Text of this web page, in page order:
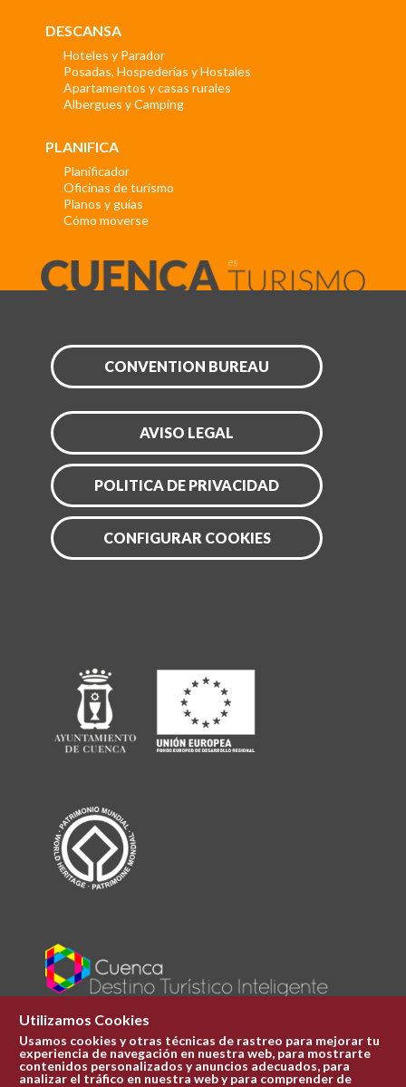
DESCANSA
Hoteles y Parador
Posadas, Hospederías y Hostales
Apartamentos y casas rurales
Albergues y Camping
PLANIFICA
Planificador
Oficinas de turismo
Planos y guías
Cómo moverse
CONVENTION BUREAU
AVISO LEGAL
POLITICA DE PRIVACIDAD
CONFIGURAR COOKIES
Plaza Mayor 1
969 241 051
Utilizamos Cookies
Usamos cookies y otras técnicas de rastreo para mejorar tu
experiencia de navegación en nuestra web, para mostrarte
contenidos personalizados y anuncios adecuados, para
analizar el tráfico en nuestra web y para comprender de